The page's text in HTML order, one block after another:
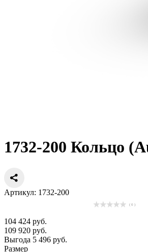
1732-200 Кольцо
Артикул: 1732-200
( 0 )
104 424 руб.
109 920 руб.
Выгода 5 496 руб.
Размер